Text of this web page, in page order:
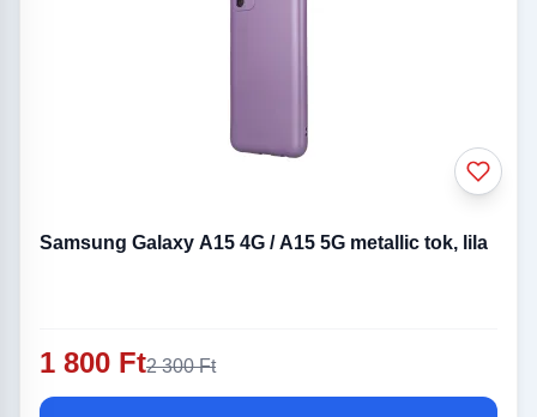
Samsung Galaxy A15 4G / A15 5G metallic tok, lila
1 800 Ft2 300 Ft